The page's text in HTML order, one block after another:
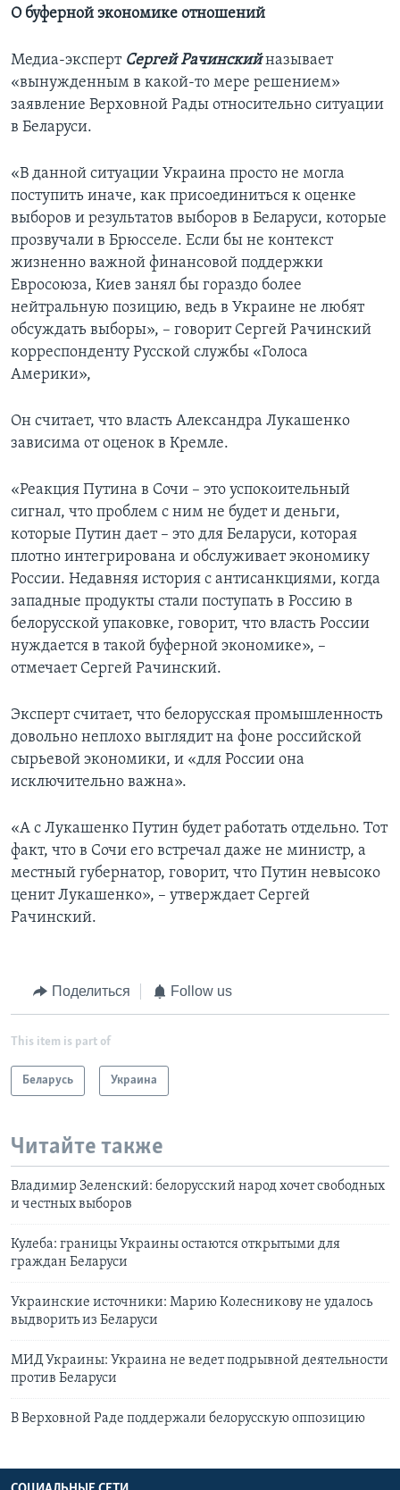
О буферной экономике отношений
Медиа-эксперт Сергей Рачинскийназывает
«вынужденным в какой-то мере решением»
заявление Верховной Рады относительно ситуации
в Беларуси.
«В данной ситуации Украина просто не могла
поступить иначе, как присоединиться к оценке
выборов и результатов выборов в Беларуси, которые
прозвучали в Брюсселе. Если бы не контекст
жизненно важной финансовой поддержки
Евросоюза, Киев занял бы гораздо более
нейтральную позицию, ведь в Украине не любят
обсуждать выборы», – говорит Сергей Рачинский
корреспонденту Русской службы «Голоса
Америки»,
Он считает, что власть Александра Лукашенко
зависима от оценок в Кремле.
«Реакция Путина в Сочи – это успокоительный
сигнал, что проблем с ним не будет и деньги,
которые Путин дает – это для Беларуси, которая
плотно интегрирована и обслуживает экономику
России. Недавняя история с антисанкциями, когда
западные продукты стали поступать в Россию в
белорусской упаковке, говорит, что власть России
нуждается в такой буферной экономике», –
отмечает Сергей Рачинский.
Эксперт считает, что белорусская промышленность
довольно неплохо выглядит на фоне российской
сырьевой экономики, и «для России она
исключительно важна».
«А с Лукашенко Путин будет работать отдельно. Тот
факт, что в Сочи его встречал даже не министр, а
местный губернатор, говорит, что Путин невысоко
ценит Лукашенко», – утверждает Сергей
Рачинский.
Поделиться Follow us
This item is part of
Беларусь Украина
Читайте также
Владимир Зеленский: белорусский народ хочет свободных
и честных выборов
Кулеба: границы Украины остаются открытыми для
граждан Беларуси
Украинские источники: Марию Колесникову не удалось
выдворить из Белaруси
МИД Украины: Украина не ведет подрывной деятельности
против Беларуси
В Верховной Раде поддержали белорусскую оппозицию